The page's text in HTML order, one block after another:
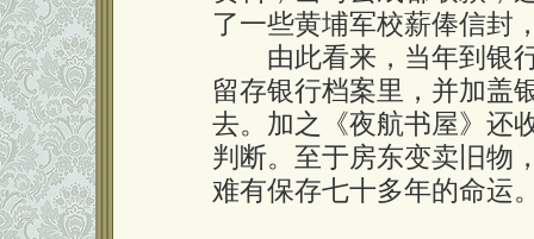
了一些黄埔军校薪俸信封
由此看来，当年到银行
留存银行档案里，并加盖
去。加之《夜航书屋》还
判断。至于房东变卖旧物
难有保存七十多年的命运